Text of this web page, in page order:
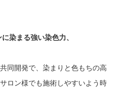
染まる強い染色力、
同開発で、染まりと色もちの高
ロン様でも施術しやすいよう時